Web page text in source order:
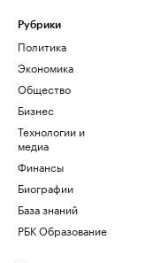
Рубрики
Политика
Экономика
Общество
Бизнес
Технологии и
медиа
Финансы
Биографии
База знаний
РБК Образование